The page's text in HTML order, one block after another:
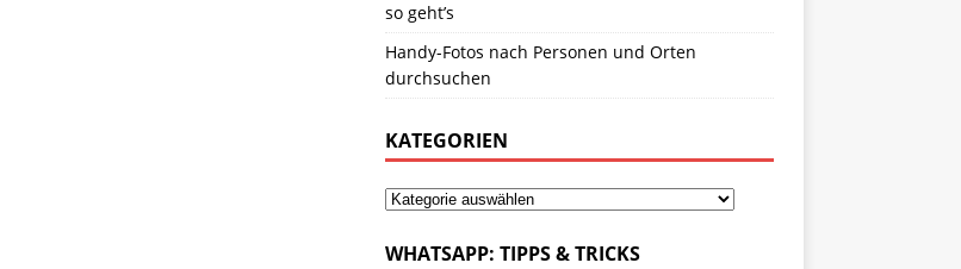
so geht’s
Handy-Fotos nach Personen und Orten
durchsuchen
KATEGORIEN
WHATSAPP: TIPPS & TRICKS